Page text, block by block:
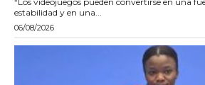
estabilidad y en una...
06/08/2026